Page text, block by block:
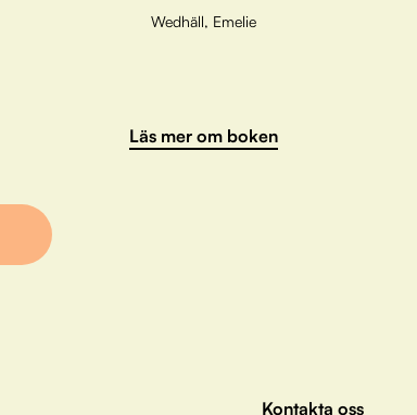
Wedhäll, Emelie
Läs mer om boken
Kontakta oss